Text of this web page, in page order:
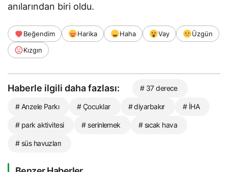
anılarından biri oldu.
Beğendim Harika Haha Vay
Üzgün
Kızgın
Haberle ilgili daha fazlası: # 37 derece
# Anzele Parkı # Çocuklar # diyarbakır # İHA
# park aktivitesi # serinlemek # sıcak hava
# süs havuzları